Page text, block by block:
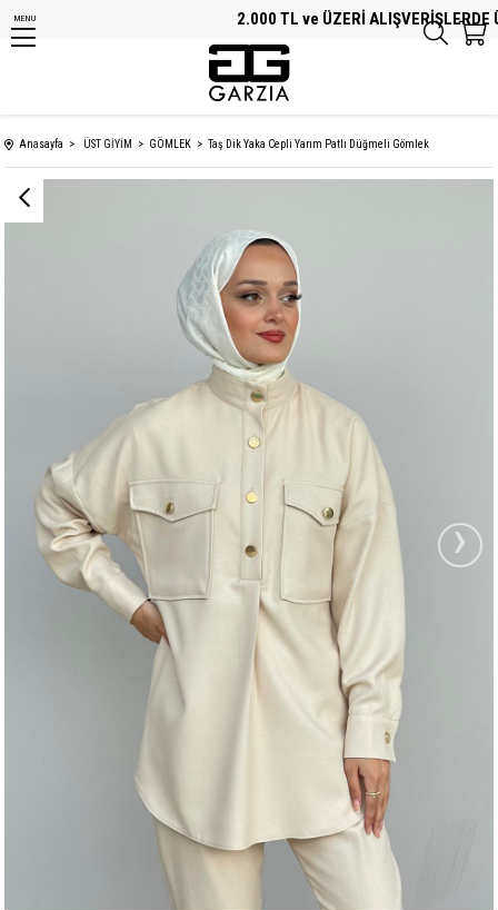
2.000 TL ve ÜZERİ ALIŞVERİŞLERDE
MENU
Anasayfa ÜST GİYİM GÖMLEK Taş Dik Yaka Cepli Yarım Patlı Düğmeli Gömlek
›